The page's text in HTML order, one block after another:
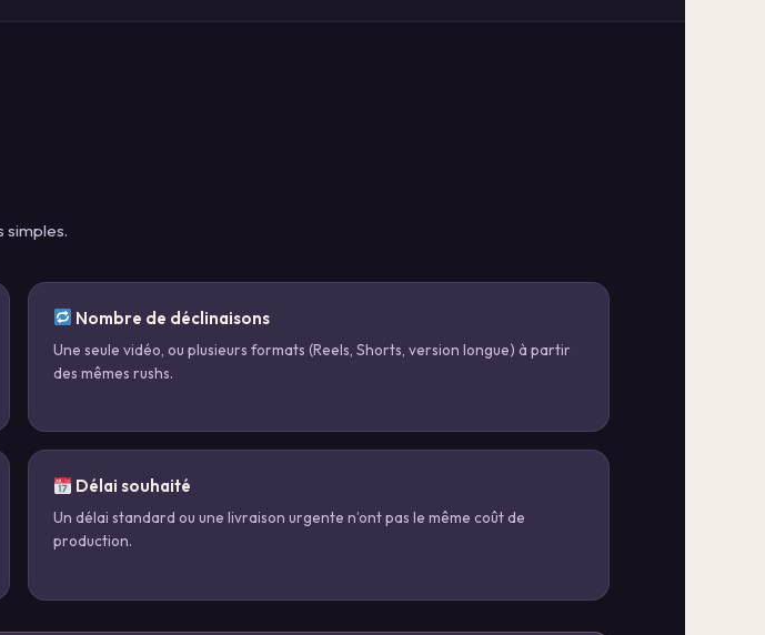
simples.
Nombre de déclinaisons
Une seule vidéo, ou plusieurs formats (Reels, Shorts, version longue) à partir
des mêmes rushs.
Délai souhaité
Un délai standard ou une livraison urgente n’ont pas le même coût de
production.